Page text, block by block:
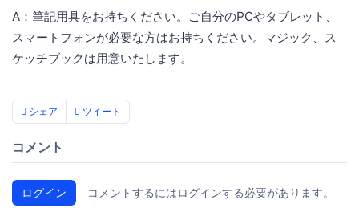
A：筆記用具をお持ちください。ご自分のPCやタブレット、
スマートフォンが必要な方はお持ちください。マジック、ス
ケッチブックは用意いたします。
シェア ツイート
コメント
ログイン コメントするにはログインする必要があります。